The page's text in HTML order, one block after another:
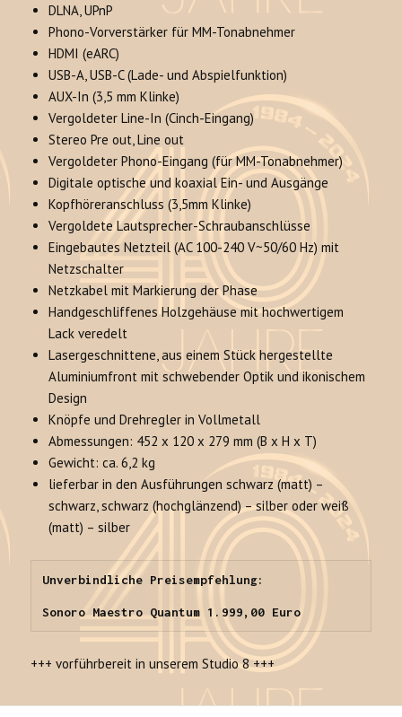
DLNA, UPnP
Phono-Vorverstärker für MM-Tonabnehmer
HDMI (eARC)
USB-A, USB-C (Lade- und Abspielfunktion)
AUX-In (3,5 mm Klinke)
Vergoldeter Line-In (Cinch-Eingang)
Stereo Pre out, Line out
Vergoldeter Phono-Eingang (für MM-Tonabnehmer)
Digitale optische und koaxial Ein- und Ausgänge
Kopfhöreranschluss (3,5mm Klinke)
Vergoldete Lautsprecher-Schraubanschlüsse
Eingebautes Netzteil (AC 100-240 V~50/60 Hz) mit
Netzschalter
Netzkabel mit Markierung der Phase
Handgeschliffenes Holzgehäuse mit hochwertigem
Lack veredelt
Lasergeschnittene, aus einem Stück hergestellte
Aluminiumfront mit schwebender Optik und ikonischem
Design
Knöpfe und Drehregler in Vollmetall
Abmessungen: 452 x 120 x 279 mm (B x H x T)
Gewicht: ca. 6,2 kg
lieferbar in den Ausführungen schwarz (matt) –
schwarz, schwarz (hochglänzend) – silber oder weiß
(matt) – silber
Unverbindliche Preisempfehlung:
Sonoro Maestro Quantum 1.999,00 Euro
+++ vorführbereit in unserem Studio 8 +++